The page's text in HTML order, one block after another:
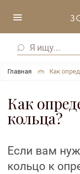
Главная Как
Как
кольца?
Если вам
кольцо к